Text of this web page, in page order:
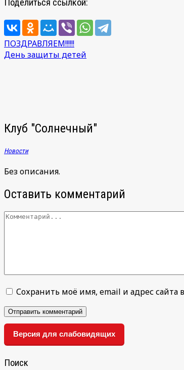
Поделиться ссылкой:
Навигация
по
ПОЗДРАВЛЯЕМ!!!!!!
День защиты детей
Клуб "Солнечный"
Новости
Без описания.
Оставить комментарий
Сохранить моё имя, email и адрес
Версия для слабовидящих
Поиск